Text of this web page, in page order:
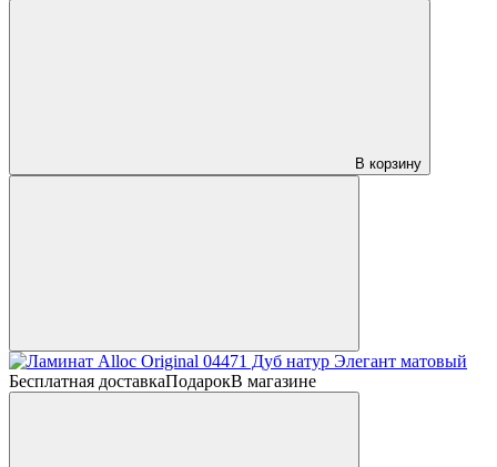
В корзину
Бесплатная доставкаПодарокВ магазине